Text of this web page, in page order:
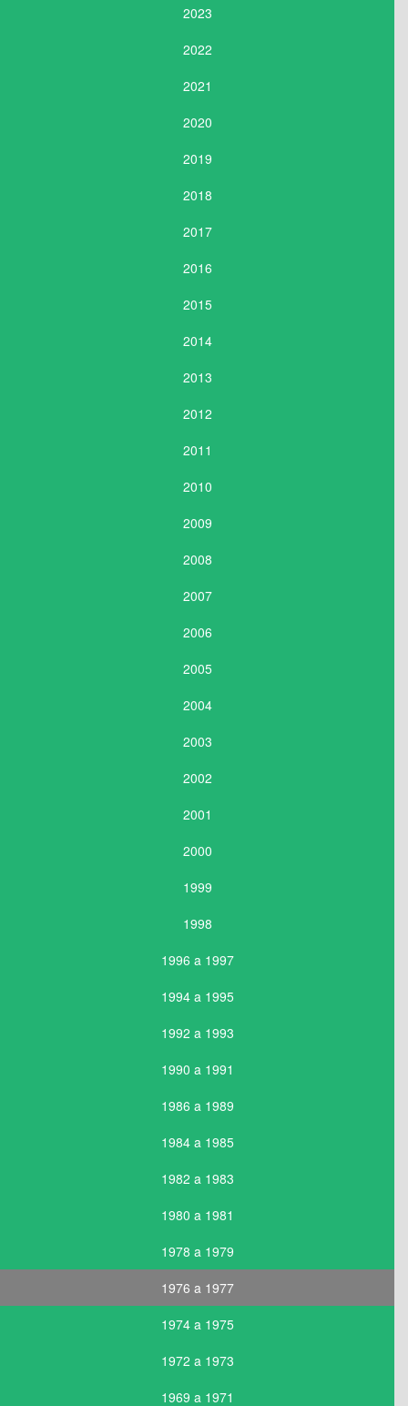
2023
2022
2021
2020
2019
2018
2017
2016
2015
2014
2013
2012
2011
2010
2009
2008
2007
2006
2005
2004
2003
2002
2001
2000
1999
1998
1996 a 1997
1994 a 1995
1992 a 1993
1990 a 1991
1986 a 1989
1984 a 1985
1982 a 1983
1980 a 1981
1978 a 1979
1976 a 1977
1974 a 1975
1972 a 1973
1969 a 1971